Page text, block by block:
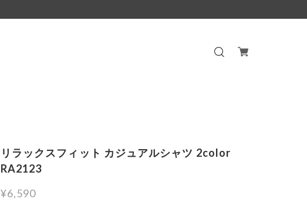
リラックスフィット カジュアルシャツ 2color
RA2123
¥6,590